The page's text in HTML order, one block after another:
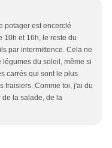
potager est encerclé
10h et 16h, le reste du
par intermittence. Cela ne
du soleil, même si
carrés qui sont le plus
fraisiers. Comme toi, j'ai du
de la salade, de la